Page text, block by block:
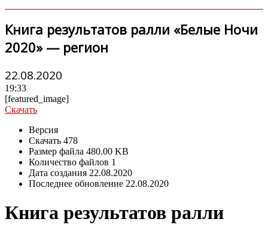
Книга результатов ралли «Белые Ночи
2020» — регион
22.08.2020
19:33
[featured_image]
Скачать
Версия
Скачать 478
Размер файла 480.00 KB
Количество файлов 1
Дата создания 22.08.2020
Последнее обновление 22.08.2020
Книга результатов ралли